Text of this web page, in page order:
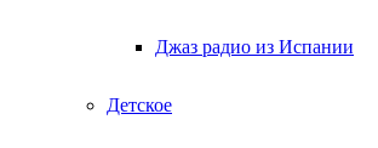
Джаз радио из Испании
Детское